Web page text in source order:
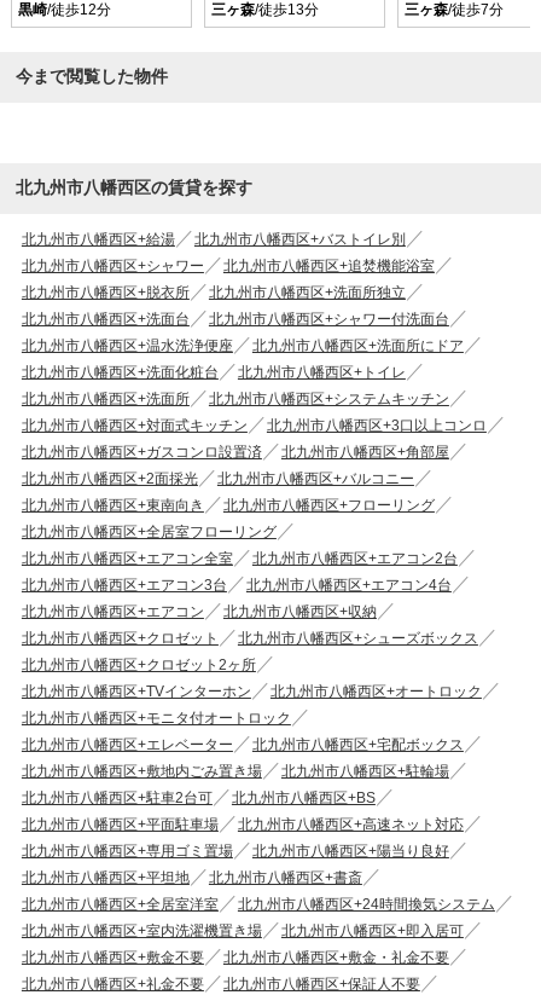
黒崎/徒歩12分
三ヶ森/徒歩13分
三ヶ森/徒歩7分
今まで閲覧した物件
北九州市八幡西区の賃貸を探す
北九州市八幡西区+給湯
北九州市八幡西区+バストイレ別
北九州市八幡西区+シャワー
北九州市八幡西区+追焚機能浴室
北九州市八幡西区+脱衣所
北九州市八幡西区+洗面所独立
北九州市八幡西区+洗面台
北九州市八幡西区+シャワー付洗面台
北九州市八幡西区+温水洗浄便座
北九州市八幡西区+洗面所にドア
北九州市八幡西区+洗面化粧台
北九州市八幡西区+トイレ
北九州市八幡西区+洗面所
北九州市八幡西区+システムキッチン
北九州市八幡西区+対面式キッチン
北九州市八幡西区+3口以上コンロ
北九州市八幡西区+ガスコンロ設置済
北九州市八幡西区+角部屋
北九州市八幡西区+2面採光
北九州市八幡西区+バルコニー
北九州市八幡西区+東南向き
北九州市八幡西区+フローリング
北九州市八幡西区+全居室フローリング
北九州市八幡西区+エアコン全室
北九州市八幡西区+エアコン2台
北九州市八幡西区+エアコン3台
北九州市八幡西区+エアコン4台
北九州市八幡西区+エアコン
北九州市八幡西区+収納
北九州市八幡西区+クロゼット
北九州市八幡西区+シューズボックス
北九州市八幡西区+クロゼット2ヶ所
北九州市八幡西区+TVインターホン
北九州市八幡西区+オートロック
北九州市八幡西区+モニタ付オートロック
北九州市八幡西区+エレベーター
北九州市八幡西区+宅配ボックス
北九州市八幡西区+敷地内ごみ置き場
北九州市八幡西区+駐輪場
北九州市八幡西区+駐車2台可
北九州市八幡西区+BS
北九州市八幡西区+平面駐車場
北九州市八幡西区+高速ネット対応
北九州市八幡西区+専用ゴミ置場
北九州市八幡西区+陽当り良好
北九州市八幡西区+平坦地
北九州市八幡西区+書斎
北九州市八幡西区+全居室洋室
北九州市八幡西区+24時間換気システム
北九州市八幡西区+室内洗濯機置き場
北九州市八幡西区+即入居可
北九州市八幡西区+敷金不要
北九州市八幡西区+敷金・礼金不要
北九州市八幡西区+礼金不要
北九州市八幡西区+保証人不要